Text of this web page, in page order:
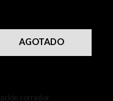
AGOTADO
corredor